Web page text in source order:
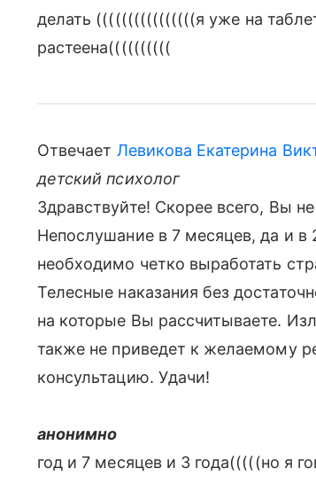
делать ((((((((((((((((я уже на
растеена((((((((((
Отвечает Левикова Екатерина
детский психолог
Здравствуйте! Скорее всего, Вы
Непослушание в 7 месяцев, да и
необходимо четко выработать
Телесные наказания без
на которые Вы рассчитываете.
также не приведет к желаемому
консультацию. Удачи!
анонимно
год и 7 месяцев и 3 года(((((но я